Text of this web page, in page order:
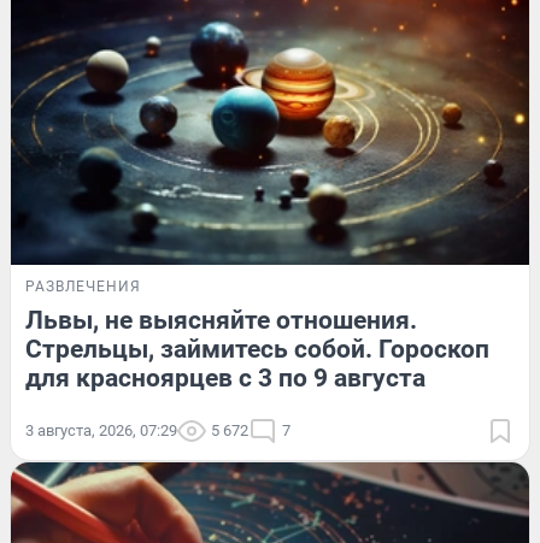
РАЗВЛЕЧЕНИЯ
Львы, не выясняйте отношения.
Стрельцы, займитесь собой. Гороскоп
для красноярцев с 3 по 9 августа
3 августа, 2026, 07:29 5 672 7